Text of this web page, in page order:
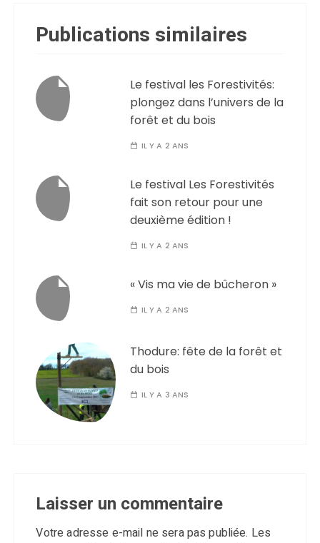
Publications similaires
Le festival les Forestivités:
plongez dans l’univers de la
forêt et du bois
IL Y A 2 ANS
Le festival Les Forestivités
fait son retour pour une
deuxième édition !
IL Y A 2 ANS
« Vis ma vie de bûcheron »
IL Y A 2 ANS
Thodure: fête de la forêt et
du bois
IL Y A 3 ANS
Laisser un commentaire
Votre adresse e-mail ne sera pas publiée. Les